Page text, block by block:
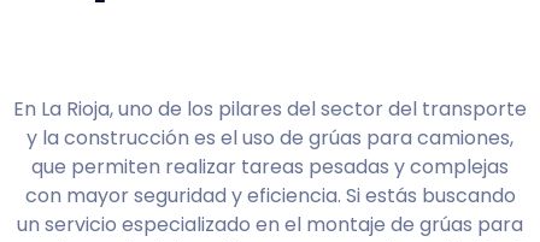
En La Rioja, uno de los pilares del sector del transporte
y la construcción es el uso de grúas para camiones,
que permiten realizar tareas pesadas y complejas
con mayor seguridad y eficiencia. Si estás buscando
un servicio especializado en el montaje de grúas para